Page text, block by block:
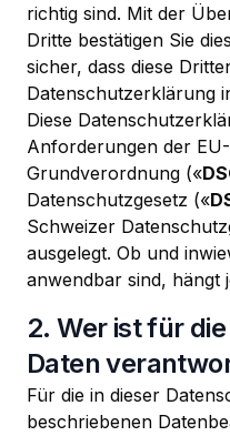
richtig sind. Mit der
Dritte bestätigen Sie
sicher, dass diese
Datenschutzerklärung
Diese
Anforderungen der
Grundverordnung («
Datenschutzgesetz («
Schweizer
ausgelegt. Ob und
anwendbar sind, hängt
2. Wer ist für
Daten
Für die in dieser
beschriebenen